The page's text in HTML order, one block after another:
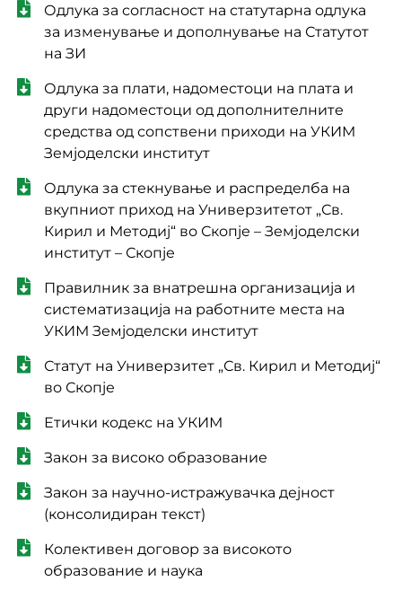
Одлука за согласност на статутарна одлука
за изменување и дополнување на Статутот
на ЗИ
Одлука за плати, надоместоци на плата и
други надоместоци од дополнителните
средства од сопствени приходи на УКИМ
Земјоделски институт
Одлука за стекнување и распределба на
вкупниот приход на Универзитетот „Св.
Кирил и Методиј“ во Скопје – Земјоделски
институт – Скопје
Правилник за внатрешна организација и
систематизација на работните места на
УКИМ Земјоделски институт
Статут на Универзитет „Св. Кирил и Методиј“
во Скопје
Етички кодекс на УКИМ
Закон за високо образование
Закон за научно-истражувачка дејност
(консолидиран текст)
Колективен договор за високото
образование и наука